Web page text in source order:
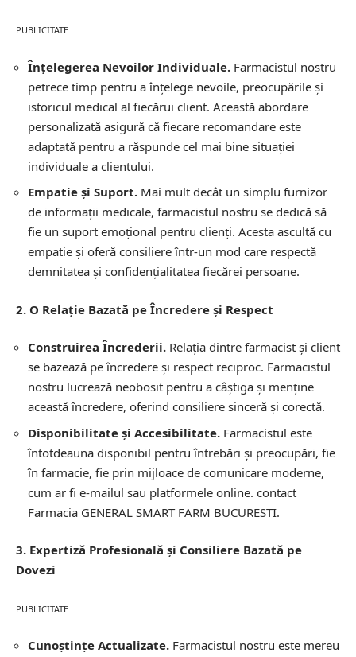
PUBLICITATE
Înțelegerea Nevoilor Individuale. Farmacistul nostru
petrece timp pentru a înțelege nevoile, preocupările și
istoricul medical al fiecărui client. Această abordare
personalizată asigură că fiecare recomandare este
adaptată pentru a răspunde cel mai bine situației
individuale a clientului.
Empatie și Suport. Mai mult decât un simplu furnizor
de informații medicale, farmacistul nostru se dedică să
fie un suport emoțional pentru clienți. Acesta ascultă cu
empatie și oferă consiliere într-un mod care respectă
demnitatea și confidențialitatea fiecărei persoane.
2. O Relație Bazată pe Încredere și Respect
Construirea Încrederii. Relația dintre farmacist și client
se bazează pe încredere și respect reciproc. Farmacistul
nostru lucrează neobosit pentru a câștiga și menține
această încredere, oferind consiliere sinceră și corectă.
Disponibilitate și Accesibilitate. Farmacistul este
întotdeauna disponibil pentru întrebări și preocupări, fie
în farmacie, fie prin mijloace de comunicare moderne,
cum ar fi e-mailul sau platformele online. contact
Farmacia GENERAL SMART FARM BUCURESTI.
3. Expertiză Profesională și Consiliere Bazată pe
Dovezi
PUBLICITATE
Cunoștințe Actualizate. Farmacistul nostru este mereu